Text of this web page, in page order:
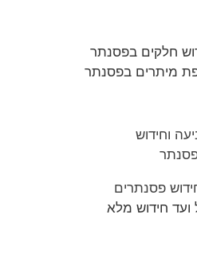
חלקים בפסנתר
מיתרים בפסנתר
פסנתרים
ועד חידוש מלא